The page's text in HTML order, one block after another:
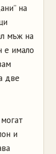
на
мъж на
е имало
две
и